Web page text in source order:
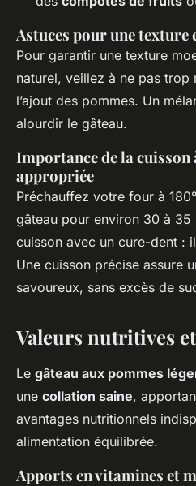
Astuces pour une
Pour garantir une texture
naturel, veillez à ne pas trop
l’ajout des pommes. Un
alourdir le gâteau.
Importance de la
appropriée
Préchauffez votre four à
gâteau pour environ 30 à 35
cuisson avec un cure-dent :
Une cuisson précise assure
savoureux, sans excès de
Valeurs nutritives
Le gâteau aux pommes
une collation saine,
avantages nutritionnels
alimentation équilibrée.
Apports en vitamines et